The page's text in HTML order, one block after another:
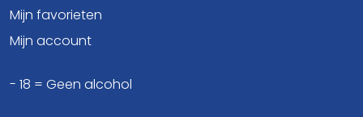
Mijn favorieten
Mijn account
- 18 = Geen alcohol